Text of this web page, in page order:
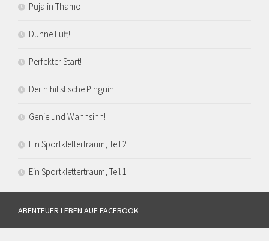
Puja in Thamo
Dünne Luft!
Perfekter Start!
Der nihilistische Pinguin
Genie und Wahnsinn!
Ein Sportklettertraum, Teil 2
Ein Sportklettertraum, Teil 1
ABENTEUER LEBEN AUF FACEBOOK